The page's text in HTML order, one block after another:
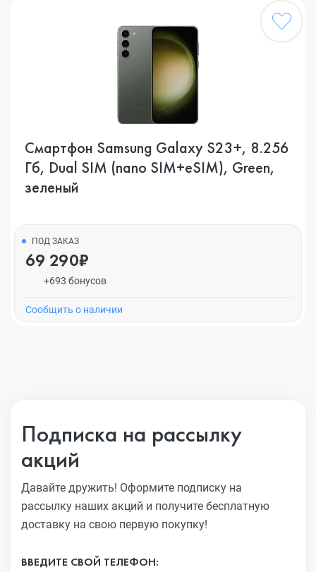
Смартфон Samsung Galaxy S23+, 8.256
Гб, Dual SIM (nano SIM+eSIM), Green,
зеленый
ПОД ЗАКАЗ
69 290₽
+693 бонусов
Cообщить о наличии
Подписка на рассылку
акций
Давайте дружить! Оформите подписку на
рассылку наших акций и получите бесплатную
доставку на свою первую покупку!
ВВЕДИТЕ СВОЙ ТЕЛЕФОН: